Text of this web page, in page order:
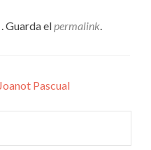
Guarda elpermalink.
Pascual